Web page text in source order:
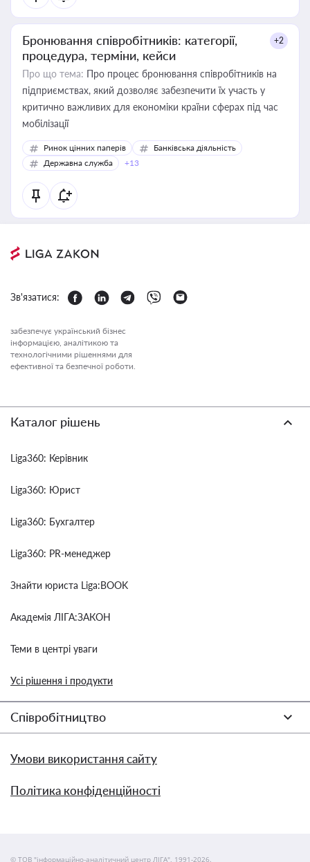
Бронювання співробітників: категорії,
процедура, терміни, кейси
+2
Про що тема: Про процес бронювання співробітників на
підприємствах, який дозволяє забезпечити їх участь у
критично важливих для економіки країни сферах під час
мобілізації
Ринок цінних паперів
Банківська діяльність
Державна служба
+13
Зв'язатися:
забезпечує український бізнес
інформацією, аналітикою та
технологічними рішеннями для
ефективної та безпечної роботи.
Каталог рішень
Liga360: Керівник
Liga360: Юрист
Liga360: Бухгалтер
Liga360: PR-менеджер
Знайти юриста Liga:BOOK
Академія ЛІГА:ЗАКОН
Теми в центрі уваги
Усі рішення і продукти
Співробітництво
Умови використання сайту
Політика конфіденційності
© ТОВ "інформаційно-аналітичний центр ЛІГА", 1991-2026.